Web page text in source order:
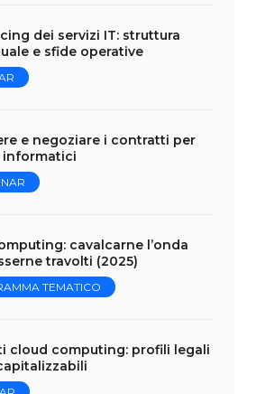
dei servizi IT: struttura
e sfide operative
e negoziare i contratti per
informatici
cavalcarne l’onda
travolti (2025)
TEMATICO
cloud computing: profili legali